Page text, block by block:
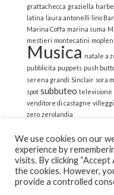
grattachecca graziella
latina laura antonelli lino
Marina Coffa marina suma
mestieri montecatini moplen
Musica natale a
pubblicita puppets push
serena grandi Sinclair sora
spot subbuteo televisione
venditore di castagne
zero zerolandia
© 2022 La Strana
We use cookies on our
experience by
visits. By clicking
the cookies. However,
provide a controlled